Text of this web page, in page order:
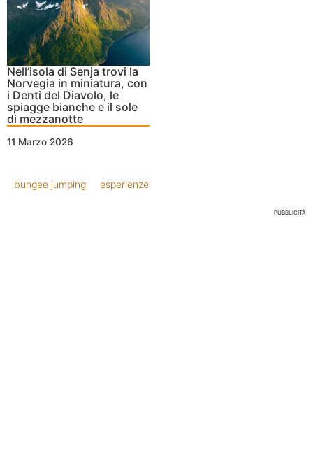
Nell’isola di Senja trovi la
Norvegia in miniatura, con
i Denti del Diavolo, le
spiagge bianche e il sole
di mezzanotte
11 Marzo 2026
bungee jumping esperienze
PUBBLICITÀ